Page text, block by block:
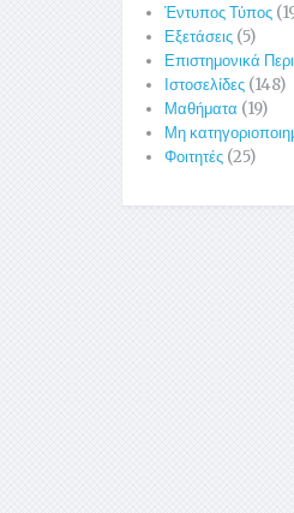
Έντυπος Τύπος
Εξετάσεις (5)
Επιστημονικά
Ιστοσελίδες (148)
Μαθήματα (19)
Μη
Φοιτητές (25)